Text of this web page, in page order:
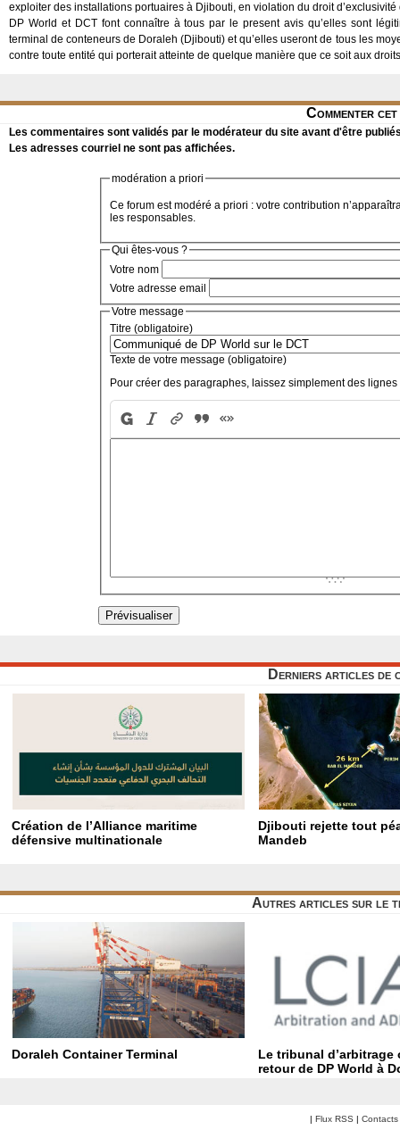
exploiter des installations portuaires à Djibouti, en violation du droit
DP World et DCT font connaître à tous par le present avis qu’elles sont
terminal de conteneurs de Doraleh (Djibouti) et qu’elles useront de tous les
contre toute entité qui porterait atteinte de quelque manière que ce soit aux
Commenter
Les commentaires sont validés par le modérateur du site avant d'être
Les adresses courriel ne sont pas affichées.
modération a priori
Ce forum est modéré a priori : votre contribution
les responsables.
Qui êtes-vous ?
Votre nom
Votre adresse email
Votre message
Titre (obligatoire)
Texte de votre message (obligatoire)
Pour créer des paragraphes, laissez simplement des lignes
Derniers articles de
Création de l’Alliance maritime
défensive multinationale
Djibouti rejette tout
Mandeb
Autres articles sur le
Doraleh Container Terminal
Le tribunal d’arbitrage
retour de DP World à
| Flux RSS | Contacts